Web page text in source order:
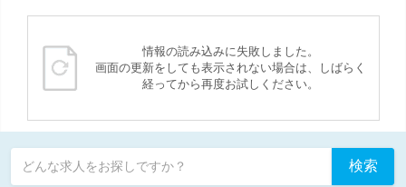
情報の読み込みに失敗しました。
画面の更新をしても表示されない場合は、しばらく
経ってから再度お試しください。
どんな求人をお探しですか？ 検索